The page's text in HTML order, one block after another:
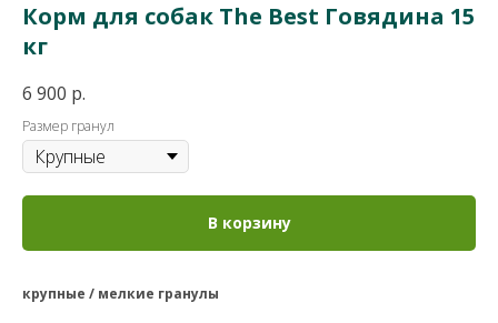
Корм для собак The Best Говядина 15
кг
6 900 р.
Размер гранул
В корзину
крупные / мелкие гранулы